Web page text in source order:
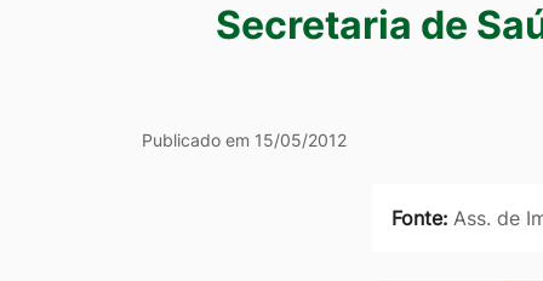
para
Secretaria de
Publicado em 15/05/2012
Fonte: Ass. de